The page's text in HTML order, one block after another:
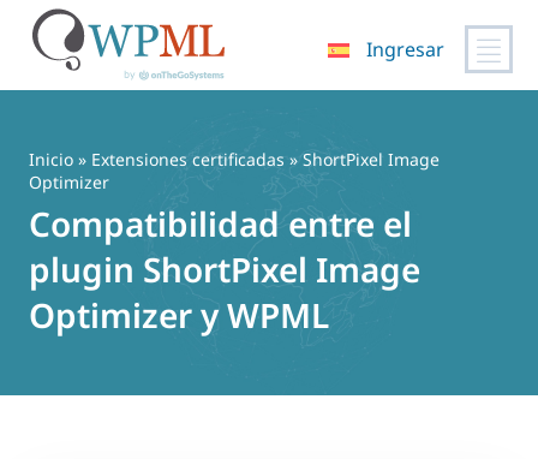
contenido
Ingresar
Inicio » Extensiones certificadas » ShortPixel Image
Optimizer
Compatibilidad entre el
plugin ShortPixel Image
Optimizer y WPML